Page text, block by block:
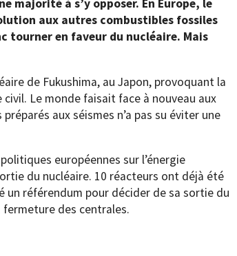
majorité à s’y opposer. En Europe, le
aux autres combustibles fossiles
tourner en faveur du nucléaire. Mais
de Fukushima, au Japon, provoquant la
Le monde faisait face à nouveau aux
aux séismes n’a pas su éviter une
européennes sur l’énergie
du nucléaire. 10 réacteurs ont déjà été
un référendum pour décider de sa sortie du
fermeture des centrales.